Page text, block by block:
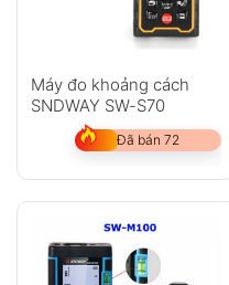
Máy đo khoảng cách
SNDWAY SW-S70
Đã bán 72